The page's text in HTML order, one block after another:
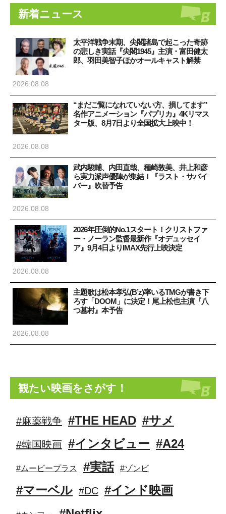
新着ニュース
太平洋戦争末期、尖閣諸島で起こった奇跡
の悲しき実話『尖閣1945』主演・富田健太
郎、羽田美智子ほかオールキャスト解禁
2026.08.08
“まだご覧になれていない方、損してます”
名作アニメーション『パプリカ』4Kリマス
ター版、8月7日より全国拡大上映中！
2026.08.08
武内駿輔、内田直哉、種崎敦美、井上和彦
ら実力派声優陣が集結！『ラスト・サバイ
バー』吹替予告
2026.08.08
2026年圧倒的No.1スタート！クリストファ
ー・ノーラン監督最新作『オデュッセイ
ア』9月4日よりIMAX先行上映決定
2026.08.08
主題歌は松本孝弘(B’z)率いるTMGが書き下
ろす「DOOM」に決定！尾上松也主演『八
つ墓村』本予告
2026.08.08
観たい映画をさがす！
#麻薬戦争 #THE HEAD #サメ
#韓国映画 #インタビュー #A24
#ムービープラス #実話 #ゾンビ
#マーベル #DC #インド映画